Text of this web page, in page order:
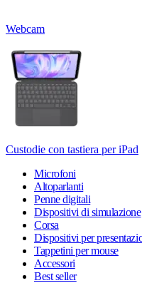
Webcam
Custodie con tastiera per iPad
Microfoni
Altoparlanti
Penne digitali
Dispositivi di simulazione
Corsa
Dispositivi per
Tappetini per mouse
Accessori
Best seller